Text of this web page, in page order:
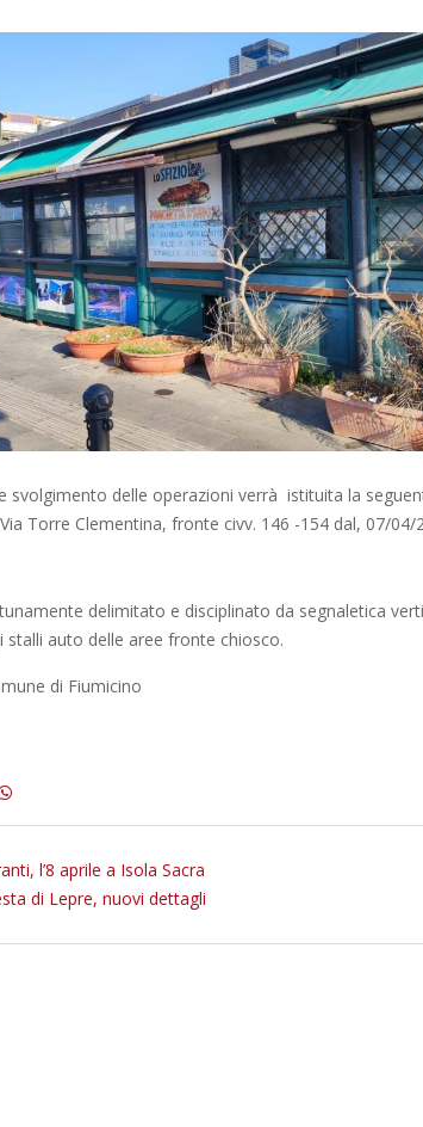
svolgimento delle operazioni verrà istituita la
Torre Clementina, fronte civv. 146 -154 dal, 07/
delimitato e disciplinato da segnaletica
stalli auto delle aree fronte chiosco.
di Fiumicino
l’8 aprile a Isola Sacra
di Lepre, nuovi dettagli